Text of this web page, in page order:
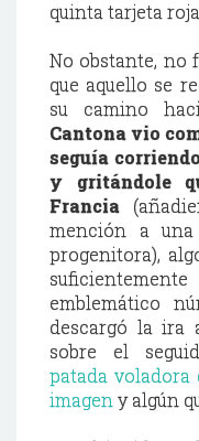
quinta tarjeta
No obstante, no
que aquello se
su camino
Cantona vio
seguía
y gritándole
Francia
mención a
progenitora),
emblemático
descargó la ira
sobre el
patada voladora
imageny algún